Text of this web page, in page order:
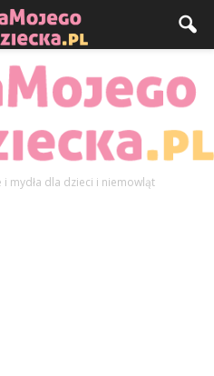
i mydła dla dzieci i niemowląt